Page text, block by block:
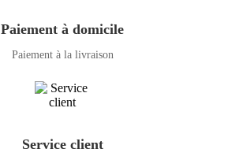
Paiement à domicile
Paiement à la livraison
Service client